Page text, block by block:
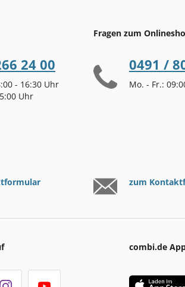
24 00
- 16:30 Uhr
Uhr
Fragen zum
0491 /
Mo. - Fr.:
zum
combi.de